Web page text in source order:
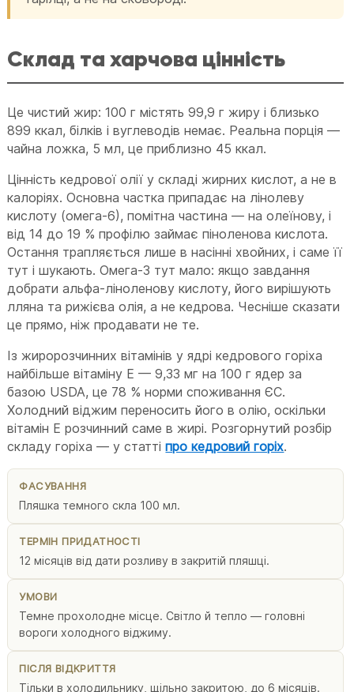
Склад та харчова цінність
Це чистий жир: 100 г містять 99,9 г жиру і близько
899 ккал, білків і вуглеводів немає. Реальна порція —
чайна ложка, 5 мл, це приблизно 45 ккал.
Цінність кедрової олії у складі жирних кислот, а не в
калоріях. Основна частка припадає на лінолеву
кислоту (омега-6), помітна частина — на олеїнову, і
від 14 до 19 % профілю займає піноленова кислота.
Остання трапляється лише в насінні хвойних, і саме її
тут і шукають. Омега-3 тут мало: якщо завдання
добрати альфа-ліноленову кислоту, його вирішують
лляна та рижієва олія, а не кедрова. Чесніше сказати
це прямо, ніж продавати не те.
Із жиророзчинних вітамінів у ядрі кедрового горіха
найбільше вітаміну E — 9,33 мг на 100 г ядер за
базою USDA, це 78 % норми споживання ЄС.
Холодний віджим переносить його в олію, оскільки
вітамін E розчинний саме в жирі. Розгорнутий розбір
складу горіха — у статтіпро кедровий горіх.
ФАСУВАННЯ
Пляшка темного скла 100 мл.
ТЕРМІН ПРИДАТНОСТІ
12 місяців від дати розливу в закритій пляшці.
УМОВИ
Темне прохолодне місце. Світло й тепло — головні
вороги холодного віджиму.
ПІСЛЯ ВІДКРИТТЯ
Тільки в холодильнику, щільно закритою, до 6 місяців.